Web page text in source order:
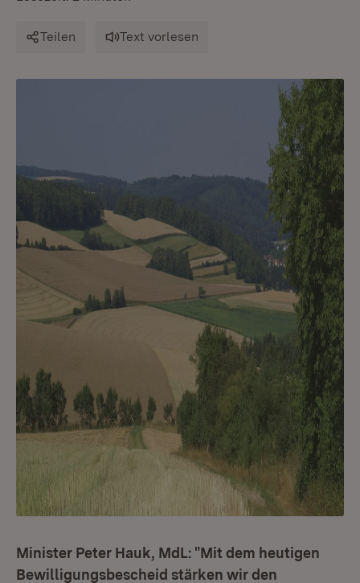
Teilen Text vorlesen
Minister Peter Hauk, MdL: "Mit dem heutigen
Bewilligungsbescheid stärken wir den